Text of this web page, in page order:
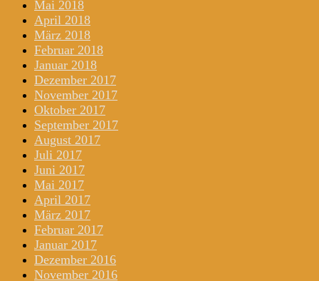
Mai 2018
April 2018
März 2018
Februar 2018
Januar 2018
Dezember 2017
November 2017
Oktober 2017
September 2017
August 2017
Juli 2017
Juni 2017
Mai 2017
April 2017
März 2017
Februar 2017
Januar 2017
Dezember 2016
November 2016